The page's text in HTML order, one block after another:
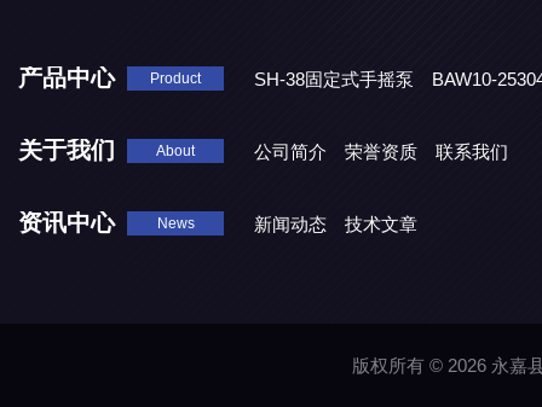
产品中心 Product SH-38固定式手摇泵
BAW10-
关于我们 About 公司简介 荣誉资质 联系我们
资讯中心 News 新闻动态 技术文章
版权所有 © 2026 永嘉